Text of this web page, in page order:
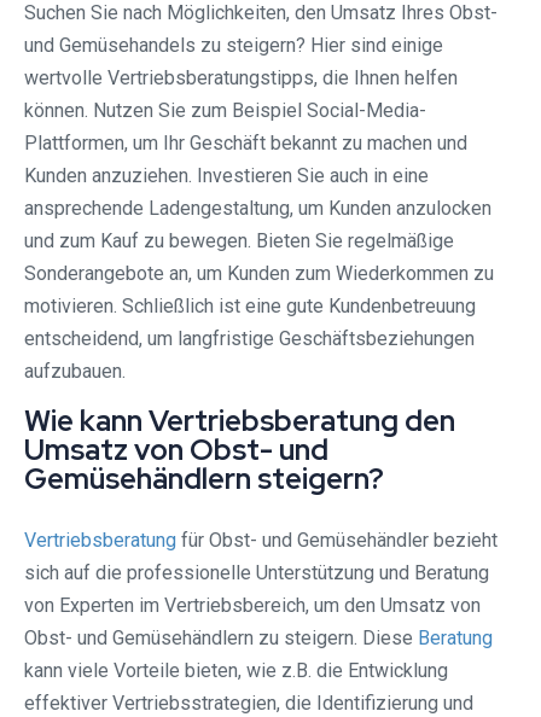
Suchen Sie nach Möglichkeiten, den Umsatz Ihres Obst-
und Gemüsehandels zu steigern? Hier sind einige
wertvolle Vertriebsberatungstipps, die Ihnen helfen
können. Nutzen Sie zum Beispiel Social-Media-
Plattformen, um Ihr Geschäft bekannt zu machen und
Kunden anzuziehen. Investieren Sie auch in eine
ansprechende Ladengestaltung, um Kunden anzulocken
und zum Kauf zu bewegen. Bieten Sie regelmäßige
Sonderangebote an, um Kunden zum Wiederkommen zu
motivieren. Schließlich ist eine gute Kundenbetreuung
entscheidend, um langfristige Geschäftsbeziehungen
aufzubauen.
Wie kann Vertriebsberatung den
Umsatz von Obst- und
Gemüsehändlern steigern?
Vertriebsberatung für Obst- und Gemüsehändler bezieht
sich auf die professionelle Unterstützung und Beratung
von Experten im Vertriebsbereich, um den Umsatz von
Obst- und Gemüsehändlern zu steigern. Diese Beratung
kann viele Vorteile bieten, wie z.B. die Entwicklung
effektiver Vertriebsstrategien, die Identifizierung und